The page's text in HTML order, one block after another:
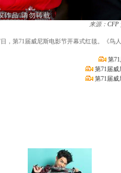
来源： CFP
，第71届威尼斯电影节开幕式红毯。《
第
第71届威
第71届威